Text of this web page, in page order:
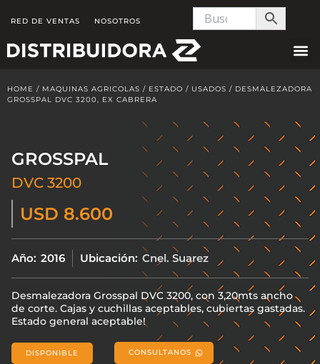
content
RED DE VENTAS NOSOTROS
HOME / MAQUINAS AGRICOLAS / ESTADO / USADOS / DESMALEZADORA
GROSSPAL DVC 3200, EX CABRERA
GROSSPAL
DVC 3200
USD 8.600
Año: 2016 Ubicación: Cnel. Suarez
Desmalezadora Grosspal DVC 3200, con 3,20mts ancho
de corte. Cajas y cuchillas aceptables, cubiertas gastadas.
Estado general aceptable!
DISPONIBLE CONSULTANOS